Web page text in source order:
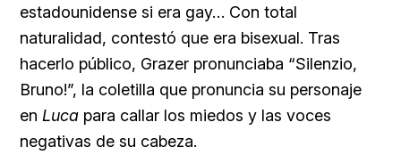
estadounidense si era gay… Con total
naturalidad, contestó que era bisexual. Tras
hacerlo público, Grazer pronunciaba “Silenzio,
Bruno!”, la coletilla que pronuncia su personaje
en Luca para callar los miedos y las voces
negativas de su cabeza.